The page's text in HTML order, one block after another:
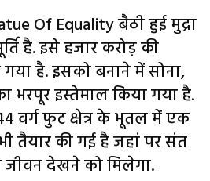
Of Equality बैठी हुई मुद्रा
है. इसे हजार करोड़ की
है. इसको बनाने में सोना,
भरपूर इस्तेमाल किया गया है.
वर्ग फुट क्षेत्र के भूतल में एक
तैयार की गई है जहां पर संत
जीवन देखने को मिलेगा.